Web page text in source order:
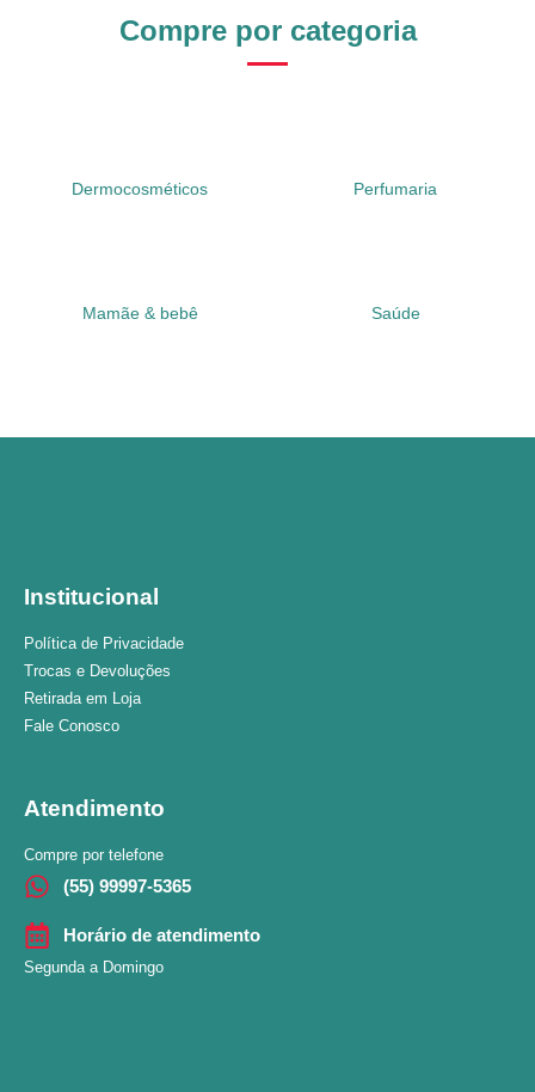
Compre por categoria
Dermocosméticos Perfumaria
Mamãe & bebê Saúde
Institucional
Política de Privacidade
Trocas e Devoluções
Retirada em Loja
Fale Conosco
Atendimento
Compre por telefone
(55) 99997-5365
Horário de atendimento
Segunda a Domingo